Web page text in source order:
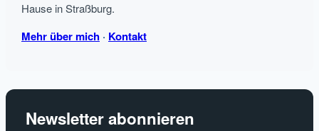
Hause in Straßburg.
Mehr über mich · Kontakt
Newsletter abonnieren